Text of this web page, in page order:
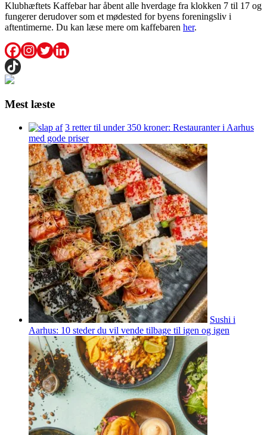
Klubhæftets Kaffebar har åbent alle hverdage fra klokken 7 til 17 og
fungerer derudover som et mødested for byens foreningsliv i
aftentimerne. Du kan læse mere om kaffebaren her.
Mest læste
3 retter til under 350 kroner: Restauranter i Aarhus
med gode priser
Sushi i
Aarhus: 10 steder du vil vende tilbage til igen og igen